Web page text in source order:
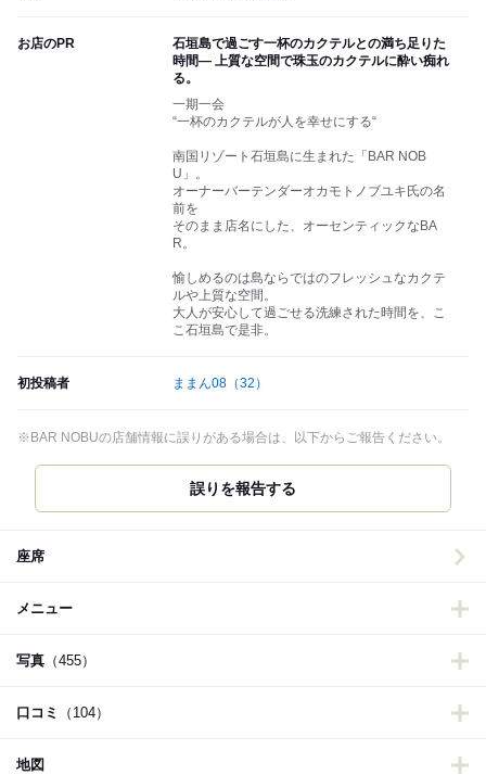
お店のPR
石垣島で過ごす一杯のカクテルとの満ち足りた
時間― 上質な空間で珠玉のカクテルに酔い痴れ
る。
一期一会
“一杯のカクテルが人を幸せにする“
南国リゾート石垣島に生まれた「BAR NOB
U」。
オーナーバーテンダーオカモトノブユキ氏の名
前を
そのまま店名にした、オーセンティックなBA
R。
愉しめるのは島ならではのフレッシュなカクテ
ルや上質な空間。
大人が安心して過ごせる洗練された時間を、こ
こ石垣島で是非。
初投稿者 ままん08 （32）
※BAR NOBUの店舗情報に誤りがある場合は、以下からご報告ください。
誤りを報告する
座席
メニュー
写真 （455）
口コミ （104）
地図